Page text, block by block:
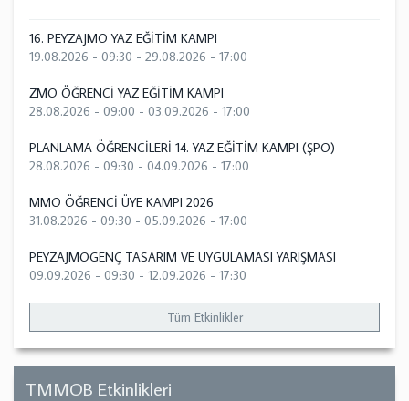
16. PEYZAJMO YAZ EĞİTİM KAMPI
19.08.2026 - 09:30 - 29.08.2026 - 17:00
ZMO ÖĞRENCİ YAZ EĞİTİM KAMPI
28.08.2026 - 09:00 - 03.09.2026 - 17:00
PLANLAMA ÖĞRENCİLERİ 14. YAZ EĞİTİM KAMPI (ŞPO)
28.08.2026 - 09:30 - 04.09.2026 - 17:00
MMO ÖĞRENCİ ÜYE KAMPI 2026
31.08.2026 - 09:30 - 05.09.2026 - 17:00
PEYZAJMOGENÇ TASARIM VE UYGULAMASI YARIŞMASI
09.09.2026 - 09:30 - 12.09.2026 - 17:30
Tüm Etkinlikler
TMMOB Etkinlikleri